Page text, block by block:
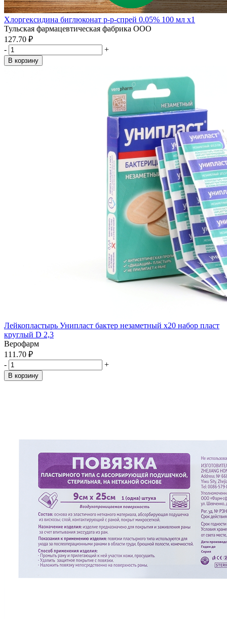
Хлоргексидина биглюконат р-р-спрей 0.05% 100 мл x1
Тульская фармацевтическая фабрика ООО
127.70 ₽
-
+
В корзину
Лейкопластырь Унипласт бактер незаметный x20 набор пласт
круглый D 2,3
Верофарм
111.70 ₽
-
+
В корзину